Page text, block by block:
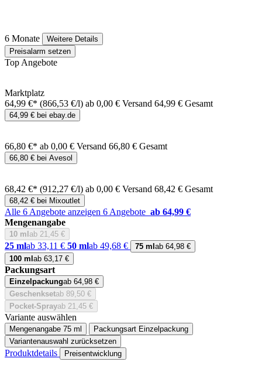
6 Monate
Weitere Details
Preisalarm setzen
Top Angebote
Marktplatz
64,99 €* (866,53 €/l) ab 0,00 € Versand 64,99 € Gesamt
64,99 € bei ebay.de
66,80 €* ab 0,00 € Versand 66,80 € Gesamt
66,80 € bei Avesol
68,42 €* (912,27 €/l) ab 0,00 € Versand 68,42 € Gesamt
68,42 € bei Mixoutlet
Alle 6 Angebote anzeigen 6 Angebote ab 64,99 €
Mengenangabe
10 ml ab 21,45 €
25 mlab 33,11 € 50 mlab 49,68 € 75 ml ab 64,98 €
100 ml ab 63,17 €
Packungsart
Einzelpackungab 64,98 €
Geschenksetab 89,50 €
Pocket-Sprayab 21,45 €
Variante auswählen
Mengenangabe 75 ml Packungsart Einzelpackung
Variantenauswahl zurücksetzen
Produktdetails Preisentwicklung